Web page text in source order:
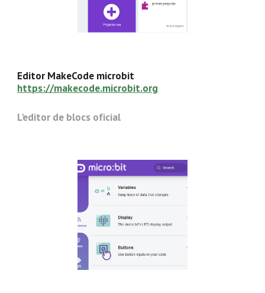
Editor MakeCode microbit
https://makecode.microbit.org
L'editor de blocs oficial